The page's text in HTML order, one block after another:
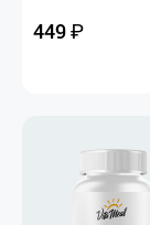
449₽